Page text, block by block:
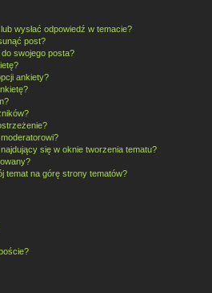
wysłać odpowiedź w temacie?
post?
swojego posta?
ankiety?
się w oknie tworzenia tematu?
temat na górę strony tematów?